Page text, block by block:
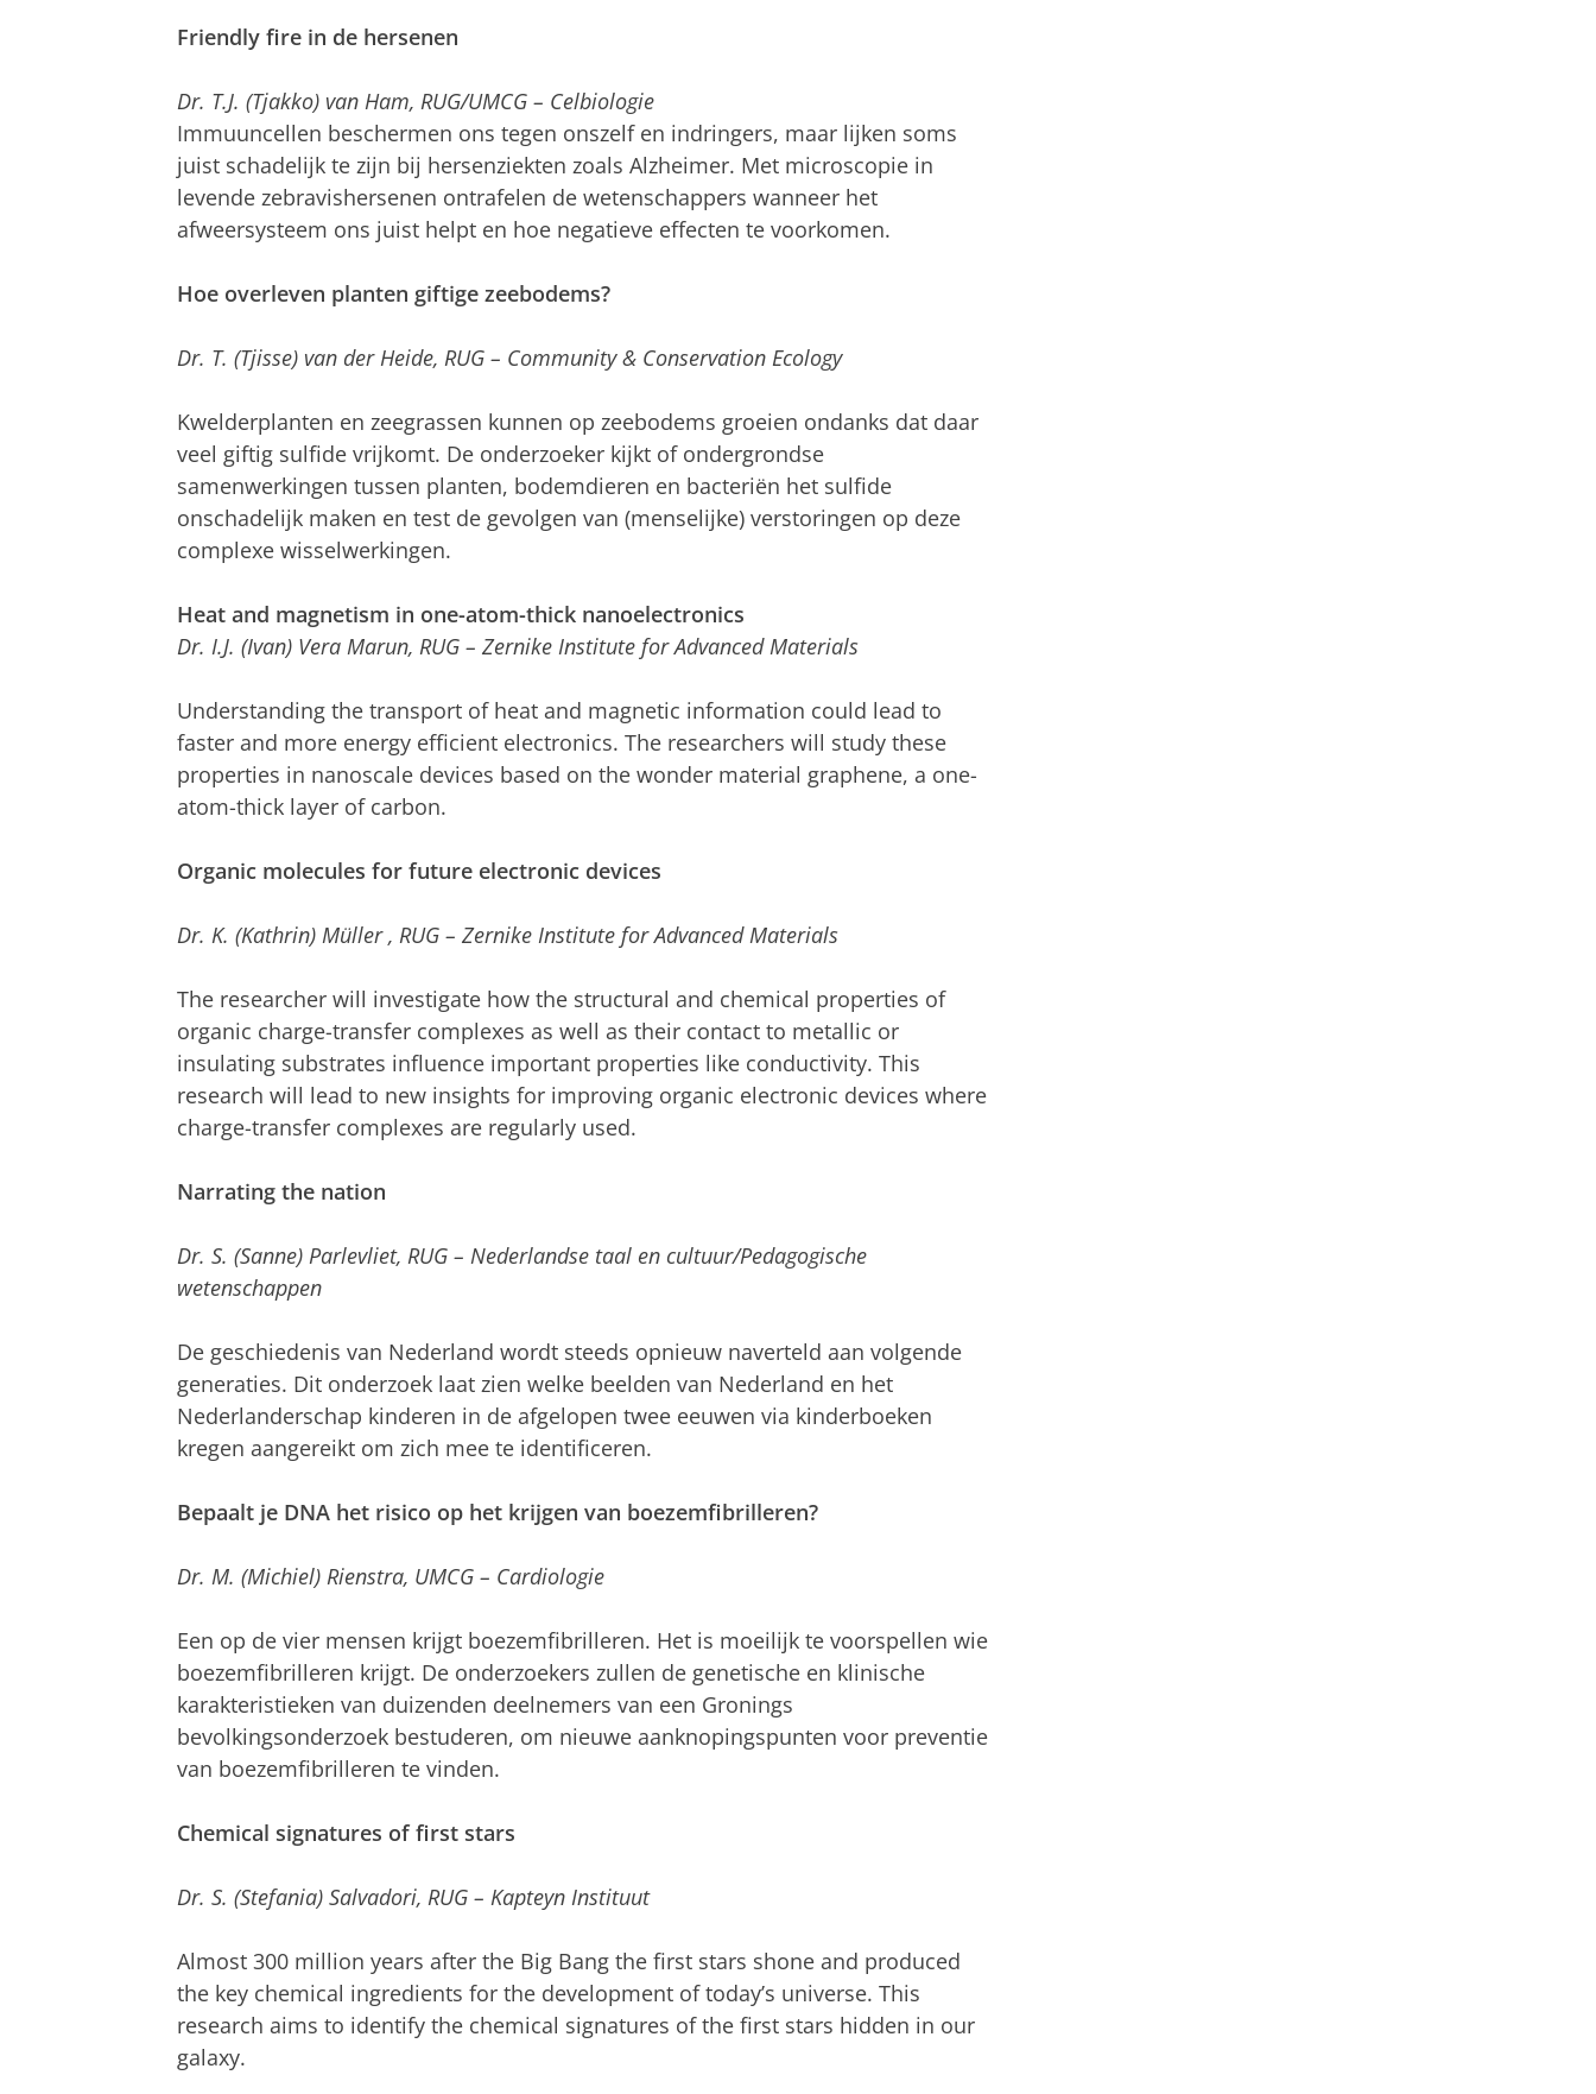
Friendly fire in de hersenen
Dr. T.J. (Tjakko) van Ham, RUG/UMCG – Celbiologie
Immuuncellen beschermen ons tegen onszelf en indringers, maar lijken soms
juist schadelijk te zijn bij hersenziekten zoals Alzheimer. Met microscopie in
levende zebravishersenen ontrafelen de wetenschappers wanneer het
afweersysteem ons juist helpt en hoe negatieve effecten te voorkomen.
Hoe overleven planten giftige zeebodems?
Dr. T. (Tjisse) van der Heide, RUG – Community & Conservation Ecology
Kwelderplanten en zeegrassen kunnen op zeebodems groeien ondanks dat daar
veel giftig sulfide vrijkomt. De onderzoeker kijkt of ondergrondse
samenwerkingen tussen planten, bodemdieren en bacteriën het sulfide
onschadelijk maken en test de gevolgen van (menselijke) verstoringen op deze
complexe wisselwerkingen.
Heat and magnetism in one-atom-thick nanoelectronics
Dr. I.J. (Ivan) Vera Marun, RUG – Zernike Institute for Advanced Materials
Understanding the transport of heat and magnetic information could lead to
faster and more energy efficient electronics. The researchers will study these
properties in nanoscale devices based on the wonder material graphene, a one-
atom-thick layer of carbon.
Organic molecules for future electronic devices
Dr. K. (Kathrin) Müller , RUG – Zernike Institute for Advanced Materials
The researcher will investigate how the structural and chemical properties of
organic charge-transfer complexes as well as their contact to metallic or
insulating substrates influence important properties like conductivity. This
research will lead to new insights for improving organic electronic devices where
charge-transfer complexes are regularly used.
Narrating the nation
Dr. S. (Sanne) Parlevliet, RUG – Nederlandse taal en cultuur/Pedagogische
wetenschappen
De geschiedenis van Nederland wordt steeds opnieuw naverteld aan volgende
generaties. Dit onderzoek laat zien welke beelden van Nederland en het
Nederlanderschap kinderen in de afgelopen twee eeuwen via kinderboeken
kregen aangereikt om zich mee te identificeren.
Bepaalt je DNA het risico op het krijgen van boezemfibrilleren?
Dr. M. (Michiel) Rienstra, UMCG – Cardiologie
Een op de vier mensen krijgt boezemfibrilleren. Het is moeilijk te voorspellen wie
boezemfibrilleren krijgt. De onderzoekers zullen de genetische en klinische
karakteristieken van duizenden deelnemers van een Gronings
bevolkingsonderzoek bestuderen, om nieuwe aanknopingspunten voor preventie
van boezemfibrilleren te vinden.
Chemical signatures of first stars
Dr. S. (Stefania) Salvadori, RUG – Kapteyn Instituut
Almost 300 million years after the Big Bang the first stars shone and produced
the key chemical ingredients for the development of today’s universe. This
research aims to identify the chemical signatures of the first stars hidden in our
galaxy.